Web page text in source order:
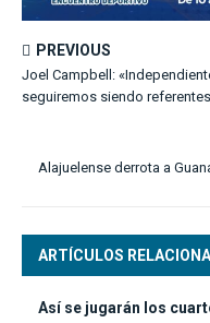
PREVIOUS
Joel Campbell:
seguiremos siendo
Alajuelense derrota a
ARTÍCULOS
Así se jugarán los